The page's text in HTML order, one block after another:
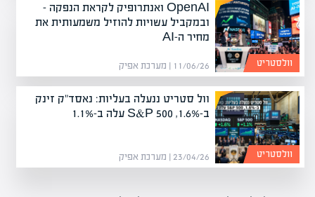
OpenAI ואנתרופיק לקראת הנפקה –
ובמקביל עשויות להוזיל משמעותית את
מחיר ה-AI
11/06/26 | מערכת אפיק וולסטריט
וול סטריט ננעלה בעליות: נאסד"ק זינק
ב-1.6%, S&P 500 עלה ב-1.1%
23/04/26 | מערכת אפיק וולסטריט